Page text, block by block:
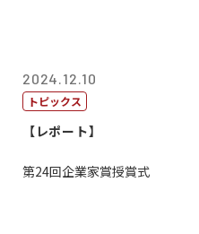
2024.12.10
トピックス
【レポート】
第24回企業家賞授賞式